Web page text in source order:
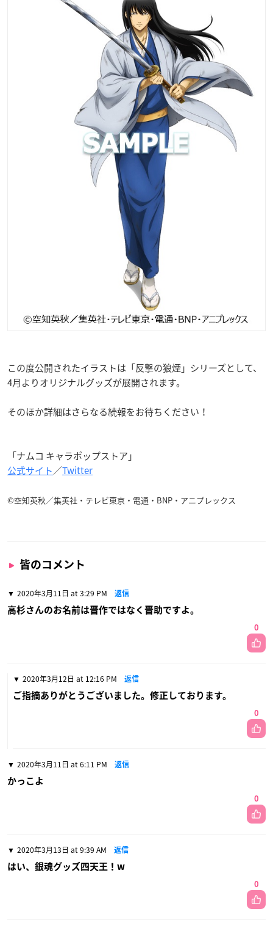
この度公開されたイラストは「反撃の狼煙」シリーズとして、
4月よりオリジナルグッズが展開されます。
そのほか詳細はさらなる続報をお待ちください！
「ナムコ キャラポップストア」
公式サイト／Twitter
©︎空知英秋／集英社・テレビ東京・電通・BNP・アニプレックス
皆のコメント
2020年3月11日 at 3:29 PM 返信
高杉さんのお名前は晋作ではなく晋助ですよ。
0
2020年3月12日 at 12:16 PM 返信
ご指摘ありがとうございました。修正しております。
0
2020年3月11日 at 6:11 PM 返信
かっこよ
0
2020年3月13日 at 9:39 AM 返信
はい、銀魂グッズ四天王！w
0